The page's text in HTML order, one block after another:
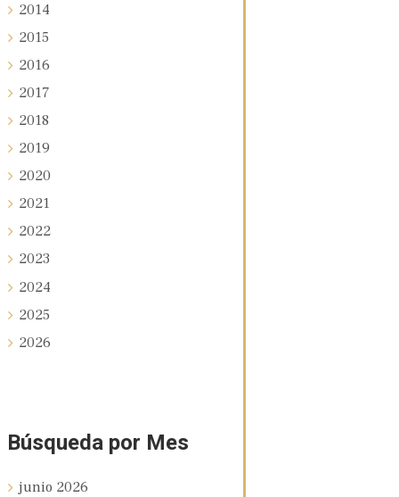
2014
2015
2016
2017
2018
2019
2020
2021
2022
2023
2024
2025
2026
Búsqueda por Mes
junio 2026